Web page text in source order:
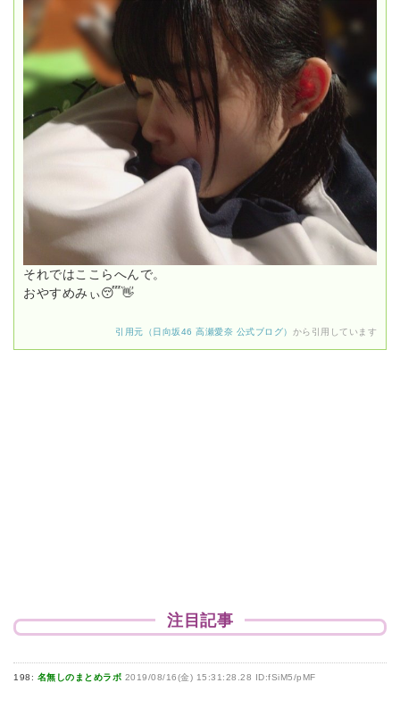
それではここらへんで。
おやすめみぃ😴👋
引用元（日向坂46 高瀬愛奈 公式ブログ） から引用しています
注目記事
198: 名無しのまとめラボ 2019/08/16(金) 15:31:28.28 ID:fSiM5/pMF